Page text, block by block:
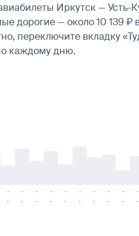
Иркутск — Усть-
дорогие — около 10 139
переключите вкладку
каждому дню.
-
-
-
-
-
-
-
-
-
-
-
-
-
-
-
-
-
-
-
-